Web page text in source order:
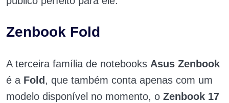
Zenbook Fold
A terceira família de notebooks Asus Zenbook
é a Fold , que também conta apenas com um
modelo disponível no momento, o Zenbook 17